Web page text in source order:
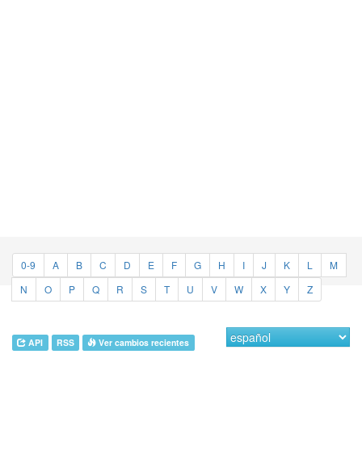
0-9 A B C D E F G H I J K L
M
N
O P Q R S T U V W X Y Z
API RSS Ver cambios recientes